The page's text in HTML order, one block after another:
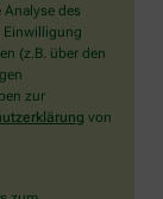
Analyse des
Einwilligung
(z.B. über den
zur
von